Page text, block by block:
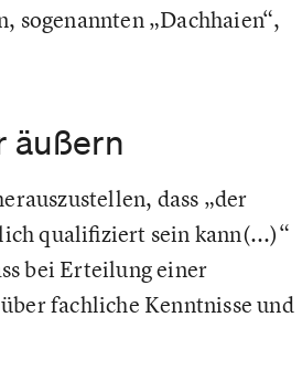
sogenannten „Dachhaien“,
äußern
dass „der
qualifiziert sein kann(...)“
bei Erteilung einer
fachliche Kenntnisse und